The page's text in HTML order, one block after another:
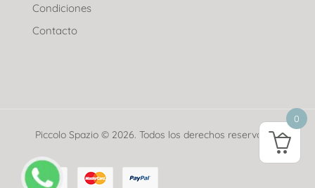
Condiciones
Contacto
Piccolo Spazio © 2026. Todos los derechos reservados.
0